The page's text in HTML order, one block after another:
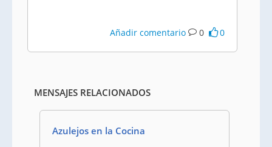
Añadir comentario 0 0
MENSAJES RELACIONADOS
Azulejos en la Cocina